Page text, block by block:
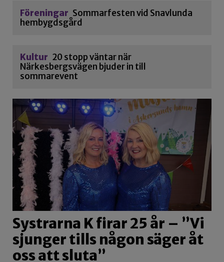
Föreningar Sommarfesten vid Snavlunda
hembygdsgård
Kultur 20 stopp väntar när
Närkesbergsvägen bjuder in till
sommarevent
Systrarna K firar 25 år – ”Vi
sjunger tills någon säger åt
oss att sluta”